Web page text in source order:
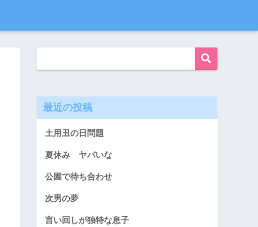
最近の投稿
土用丑の日問題
夏休み ヤバいな
公園で待ち合わせ
次男の夢
言い回しが独特な息子